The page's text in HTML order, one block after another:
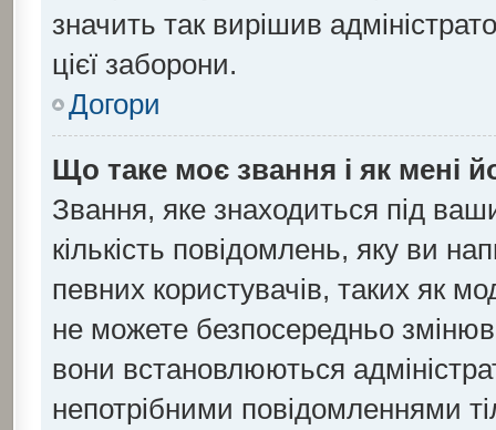
значить так вирішив
цієї заборони.
Догори
Що таке моє звання і як мені
Звання, яке знаходиться під
кількість повідомлень, яку ви
певних користувачів, таких як
не можете безпосередньо
вони встановлюються
непотрібними повідомленнями